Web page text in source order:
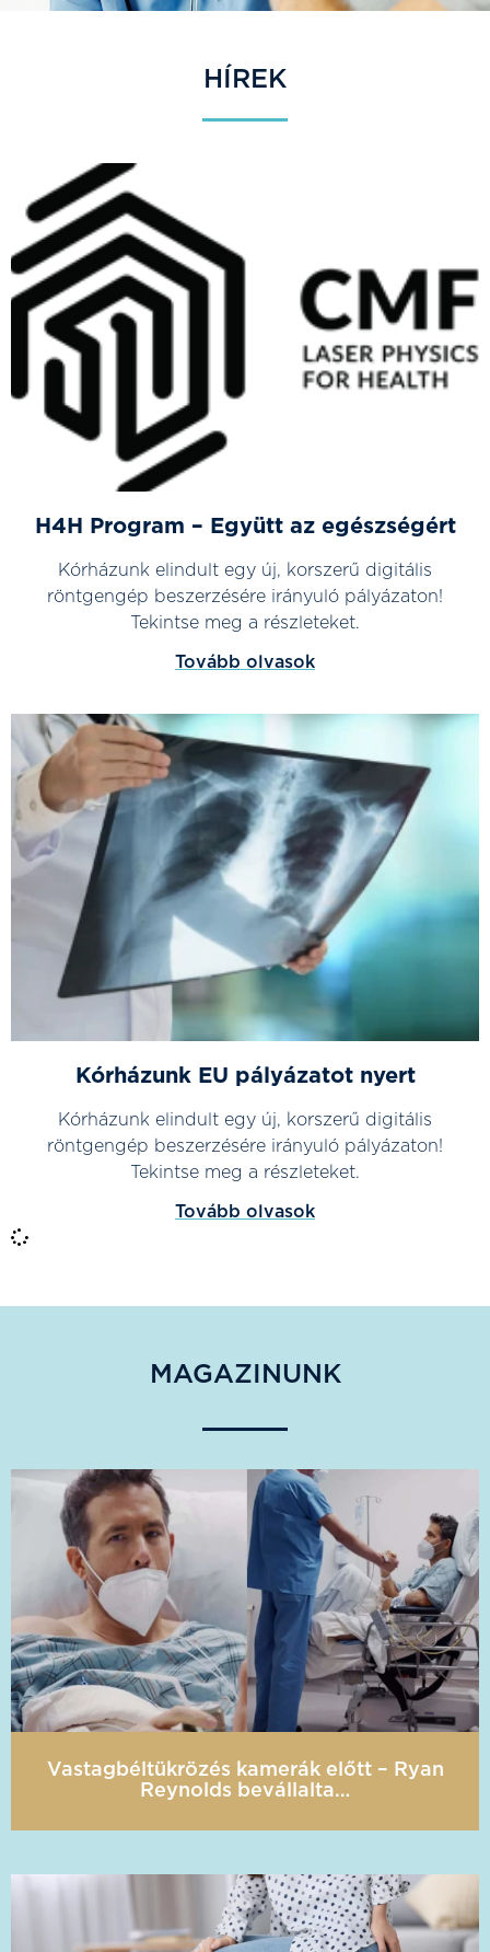
HÍREK
H4H Program – Együtt az egészségért
Kórházunk elindult egy új, korszerű digitális
röntgengép beszerzésére irányuló pályázaton!
Tekintse meg a részleteket.
Tovább olvasok
Kórházunk EU pályázatot nyert
Kórházunk elindult egy új, korszerű digitális
röntgengép beszerzésére irányuló pályázaton!
Tekintse meg a részleteket.
Tovább olvasok
MAGAZINUNK
Vastagbéltükrözés kamerák előtt – Ryan
Reynolds bevállalta…